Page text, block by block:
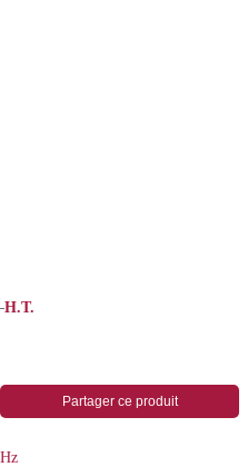
H.T.
Partager ce produit